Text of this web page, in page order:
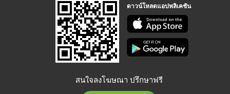
ดาวน์โหลดแอปพลิเคชัน
สนใจลงโฆษณา ปรึกษาฟรี